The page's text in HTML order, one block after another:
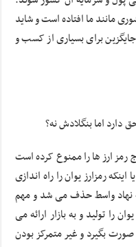
مانند ما افتاده است و شاید
برای بسیاری از کسب و
دارد اما بنگلادش نه؟
رمز ارز ها را ممنوع کرده است
رمزارز یوان را راه اندازی
نهاد واسط حذف می شد و مهم
را تولید و به بازار ارائه می
بگیرد و غیر متمرکز بودن